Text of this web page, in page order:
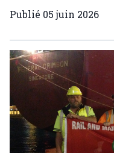
Publié 05 juin 2026